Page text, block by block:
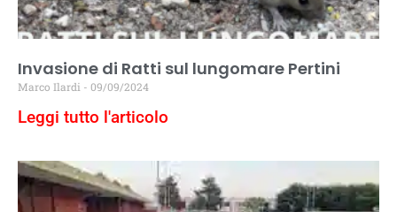
Invasione di Ratti sul lungomare Pertini
Marco Ilardi 09/09/2024
Leggi tutto l'articolo